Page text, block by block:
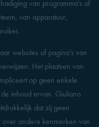
van programma's of
van apparatuur,
websites of pagina's van
Het plaatsen van
op geen enkele
inhoud ervan. Giuliano
dat zij geen
andere kenmerken van